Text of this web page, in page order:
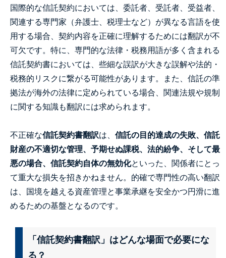
国際的な信託契約においては、委託者、受託者、受益者、
関連する専門家（弁護士、税理士など）が異なる言語を使
用する場合、契約内容を正確に理解するためには翻訳が不
可欠です。特に、専門的な法律・税務用語が多く含まれる
信託契約書においては、些細な誤訳が大きな誤解や法的・
税務的リスクに繋がる可能性があります。また、信託の準
拠法が海外の法律に定められている場合、関連法規や規制
に関する知識も翻訳には求められます。
不正確な信託契約書翻訳は、 信託の目的達成の失敗、信託
財産の不適切な管理、予期せぬ課税、法的紛争、そして最
悪の場合、信託契約自体の無効化といった、関係者にとっ
て重大な損失を招きかねません。的確で専門性の高い翻訳
は、国境を越える資産管理と事業承継を安全かつ円滑に進
めるための基盤となるのです。
「信託契約書翻訳」はどんな場面で必要にな
る？